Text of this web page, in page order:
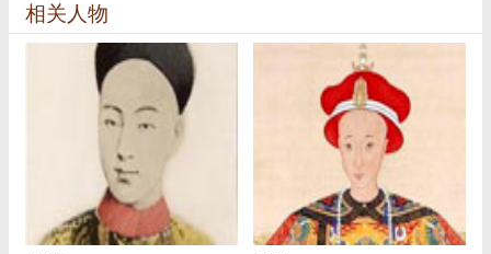
相关人物